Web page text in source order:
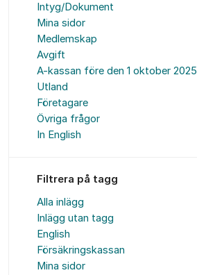
Intyg/Dokument
Mina sidor
Medlemskap
Avgift
A-kassan före den 1 oktober 2025
Utland
Företagare
Övriga frågor
In English
Filtrera på tagg
Alla inlägg
Inlägg utan tagg
English
Försäkringskassan
Mina sidor